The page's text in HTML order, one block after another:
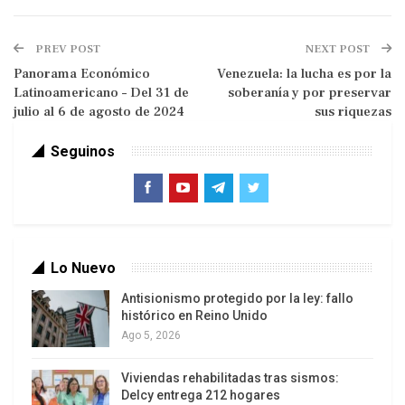
encima de él….
Victoria Villarruel, Karina Milei
Milei y su vicepresidenta Victoria Villarruel son
dos políticos de derecha (de ultraderecha se
puede decir), pero representan tradiciones
políticas muy diferentes. Ella es una
ultranacionalista defensora del gobierno cívico-
PREV POST
Panorama Económico
Latinoamericano – Del 31 de
julio al 6 de agosto de 2024
NEXT POST
Venezuela: la lucha es por la
soberanía y por preservar
sus riquezas
Seguinos
Lo Nuevo
Antisionismo protegido por la ley: fallo
histórico en Reino Unido
Ago 5, 2026
Viviendas rehabilitadas tras sismos:
Delcy entrega 212 hogares